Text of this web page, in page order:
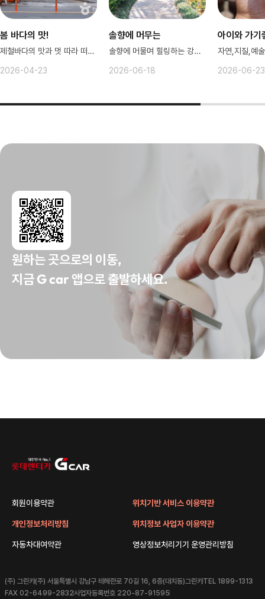
봄 바다의 맛!
제철바다의 맛과 멋 따라 떠나요
2026-04-23
솔향에 머무는
솔향에 머물며 힐링하는 강릉 여행코스
2026-06-18
아이와 가기
2026-06-23
원하는 곳으로의 이동,
지금 G car 앱으로 출발하세요.
회원이용약관
개인정보처리방침
자동차대여약관
위치기반 서비스 이용약관
위치정보 사업자 이용약관
영상정보처리기기 운영관리방침
(주) 그린카 (주) 서울특별시 강남구 테헤란로 70길 16, 6층(대치동)그린카 TEL 1899-1313
FAX 02-6499-2832사업자등록번호 220-87-91595